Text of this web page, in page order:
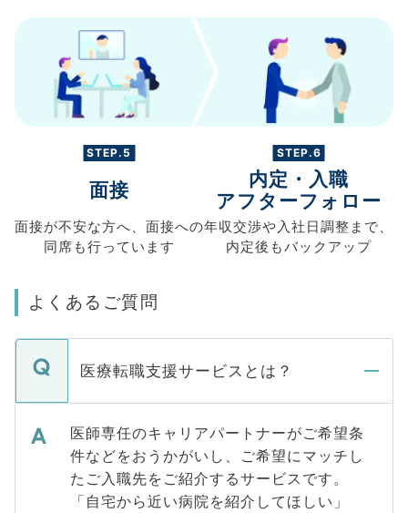
STEP.5
面接
面接が不安な方へ、 面接への
同席も行っています
STEP.6
内定・入職
アフターフォロー
年収交渉や入社日調整まで、
内定後もバックアップ
よくあるご質問
医療転職支援サービスとは？
医師専任のキャリアパートナーがご希望条
件などをおうかがいし、ご希望にマッチし
たご入職先をご紹介するサービスです。
「自宅から近い病院を紹介してほしい」